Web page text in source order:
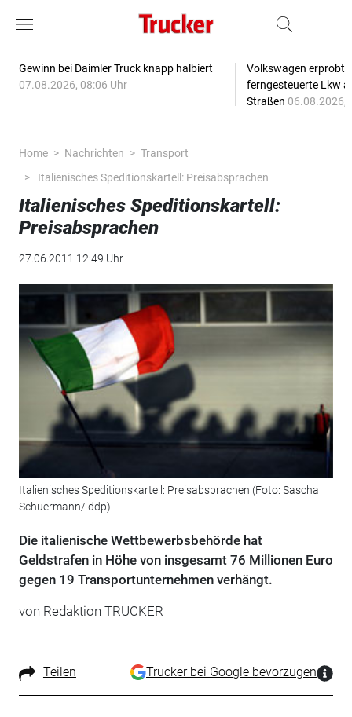
Gewinn bei Daimler Truck knapp halbiert
07.08.2026, 08:06 Uhr
Volkswagen erprobt
ferngesteuerte Lkw
Straßen 06.08.2026,
Home Nachrichten
Transport
Italienisches Speditionskartell: Preisabsprachen
Italienisches Speditionskartell:
Preisabsprachen
27.06.2011 12:49 Uhr
Italienisches Speditionskartell: Preisabsprachen (Foto: Sascha
Schuermann/ ddp)
Die italienische Wettbewerbsbehörde hat
Geldstrafen in Höhe von insgesamt 76 Millionen Euro
gegen 19 Transportunternehmen verhängt.
von Redaktion TRUCKER
Teilen Trucker bei Google bevorzugen